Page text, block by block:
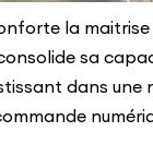
la
sa
dans une